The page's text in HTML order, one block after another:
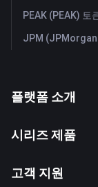
플랫폼 소개
시리즈 제품
고객 지원